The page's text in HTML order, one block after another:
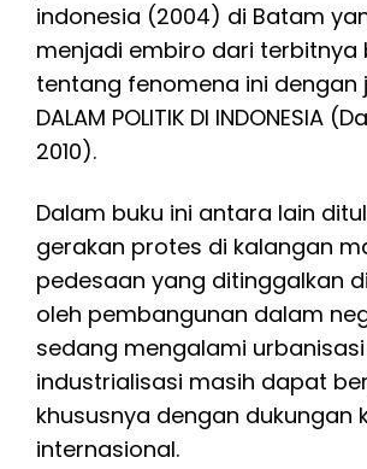
indonesia (2004) di Batam
menjadi embiro dari terbitnya
tentang fenomena ini dengan
DALAM POLITIK DI INDONESIA
2010).
Dalam buku ini antara lain
gerakan protes di kalangan
pedesaan yang ditinggalkan
oleh pembangunan dalam
sedang mengalami
industrialisasi masih dapat
khususnya dengan dukungan
internasional.